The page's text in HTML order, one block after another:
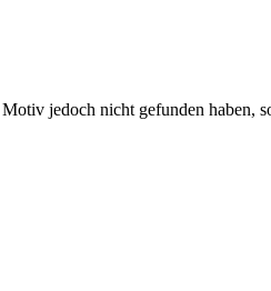
jedoch nicht gefunden haben,